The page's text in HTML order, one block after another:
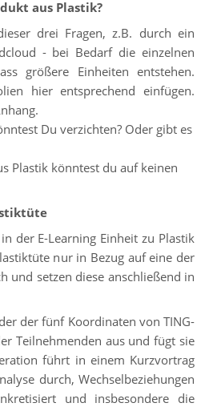
aus Plastik?
drei Fragen, z.B. durch ein
- bei Bedarf die einzelnen
größere Einheiten entstehen.
hier entsprechend einfügen.
Du verzichten? Oder gibt es
Plastik könntest du auf keinen
der E-Learning Einheit zu Plastik
nur in Bezug auf eine der
und setzen diese anschließend in
der fünf Koordinaten von TING-
Teilnehmenden aus und fügt sie
führt in einem Kurzvortrag
durch, Wechselbeziehungen
und insbesondere die